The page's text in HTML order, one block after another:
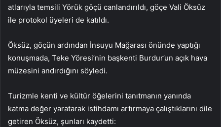
atlarıyla temsili Yörük göçü canlandırıldı, göçe Vali Öksüz
ile protokol üyeleri de katıldı.
Öksüz, göçün ardından İnsuyu Mağarası önünde yaptığı
konuşmada, Teke Yöresi’nin başkenti Burdur’un açık hava
müzesini andırdığını söyledi.
Turizmle kenti ve kültür öğelerini tanıtmanın yanında
katma değer yaratarak istihdamı artırmaya çalıştıklarını dile
getiren Öksüz, şunları kaydetti: